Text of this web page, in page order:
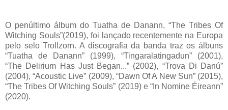
O penúltimo álbum do Tuatha de Danann, “The Tribes Of
Witching Souls”(2019), foi lançado recentemente na Europa
pelo selo Trollzorn. A discografia da banda traz os álbuns
“Tuatha de Danann” (1999), “Tingaralatingadun” (2001),
“The Delirium Has Just Began...” (2002), “Trova Di Danú”
(2004), “Acoustic Live” (2009), “Dawn Of A New Sun” (2015),
“The Tribes Of Witching Souls” (2019) e “In Nomine Éireann”
(2020).